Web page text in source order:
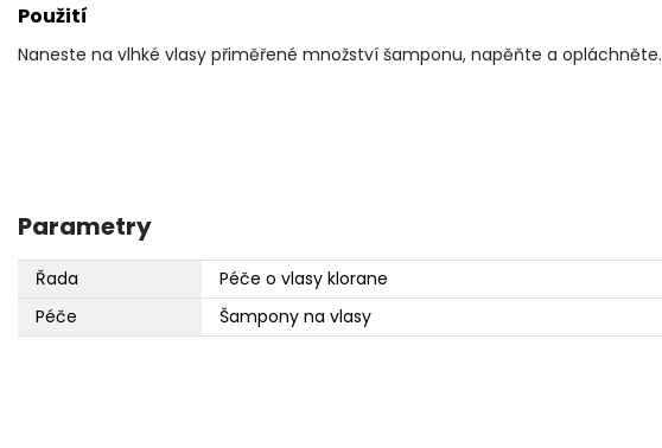
Použití
Naneste na vlhké vlasy přiměřené množství šamponu, napěňte a opláchněte.
Parametry
Řada
Péče o vlasy klorane
Péče
Šampony na vlasy